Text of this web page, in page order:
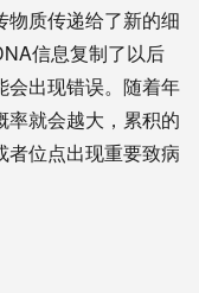
物质传递给了新的细
信息复制了以后
会出现错误。随着年
率就会越大，累积的
者位点出现重要致病